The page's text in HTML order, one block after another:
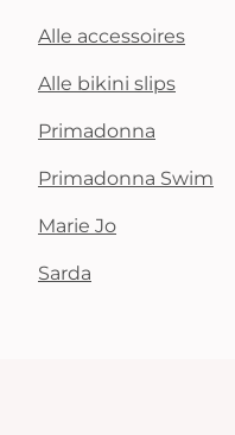
Alle accessoires
Alle bikini slips
Primadonna
Primadonna Swim
Marie Jo
Sarda